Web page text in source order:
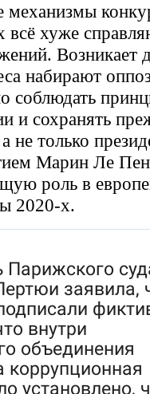
всё хуже
Возникает
набирают
соблюдать
и сохранять
только
Марин Ле
роль в
2020-х.